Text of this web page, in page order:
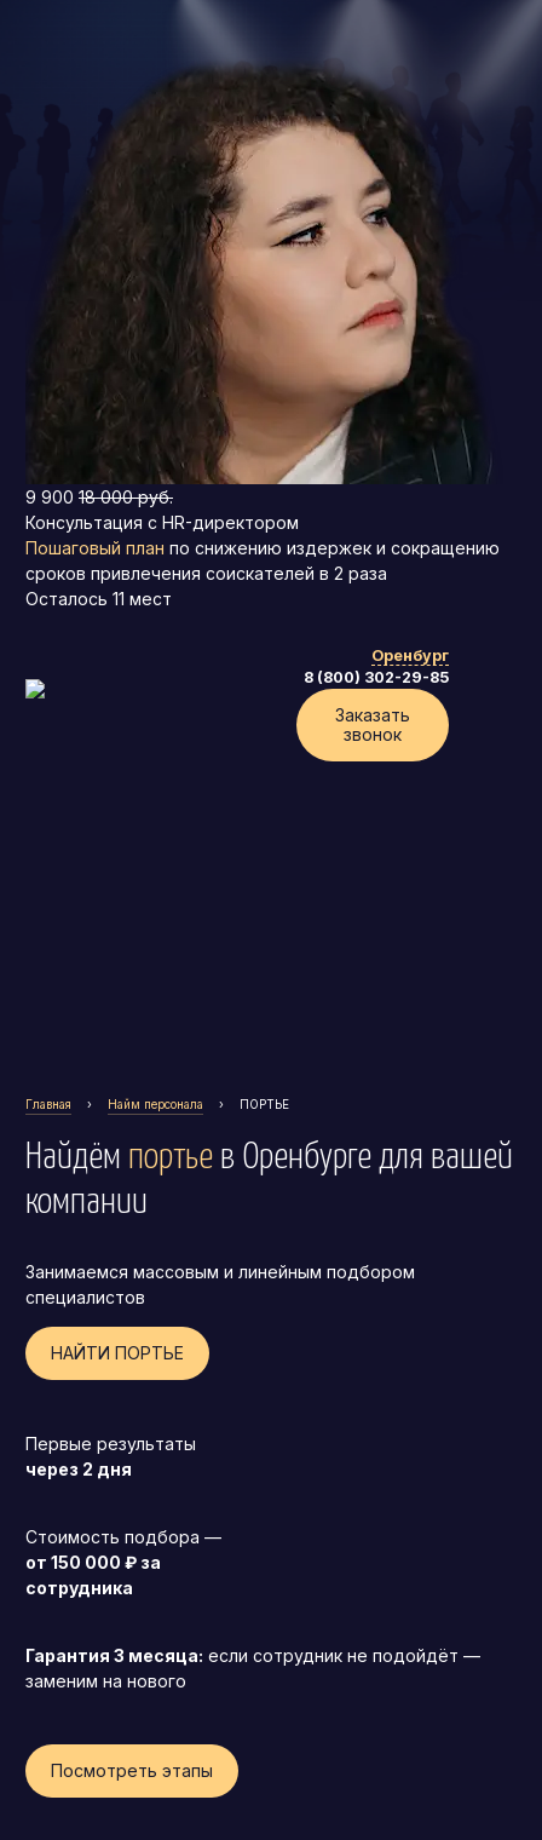
9 900 18 000 руб.
Консультация с HR-директором
Пошаговый план по снижению издержек и сокращению
сроков привлечения соискателей в 2 раза
Осталось 11 мест
Оренбург
8 (800) 302-29-85
Заказать
звонок
Операционный директор (COO)
Директор по персоналу (HR-директор)
Директор по стратегическому развитию
Технический директор (CTO)
Франшиза
Главная › Найм персонала › ПОРТЬЕ
Найдём портье в Оренбурге для вашей
компании
Занимаемся массовым и линейным подбором
специалистов
НАЙТИ ПОРТЬЕ
Первые результаты
через 2 дня
Стоимость подбора —
от 150 000 ₽ за
сотрудника
Гарантия 3 месяца: если сотрудник не подойдёт —
заменим на нового
Посмотреть этапы